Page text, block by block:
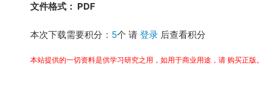
文件格式： PDF
本次下载需要积分： 5个 请 登录 后查看积分
本站提供的一切资料是供学习研究之用，如用于商业用途，请 购买正版。